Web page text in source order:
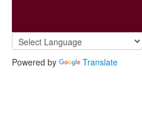
Powered by Translate